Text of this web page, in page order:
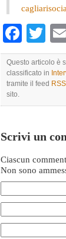
Questo articolo è
classificato in
tramite il feed
sito.
Scrivi un
Ciascun
Non sono